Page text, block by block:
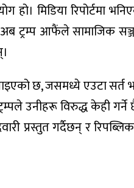
हो। मिडिया रिपोर्टमा
ट्रम्प आफैंले सामाजिक
छ, जसमध्ये एउटा सर्त
उनीहरू विरुद्ध केही
प्रस्तुत गर्दैछन् र